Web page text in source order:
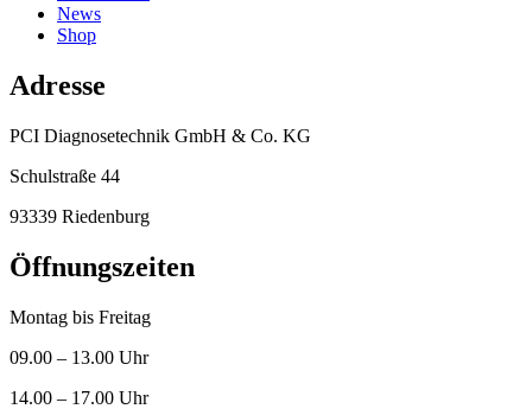
News
Shop
Adresse
PCI Diagnosetechnik GmbH & Co. KG
Schulstraße 44
93339 Riedenburg
Öffnungszeiten
Montag bis Freitag
09.00 – 13.00 Uhr
14.00 – 17.00 Uhr